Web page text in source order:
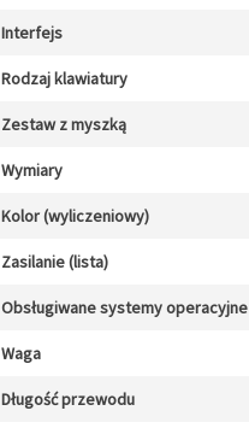
Interfejs
Rodzaj klawiatury
Zestaw z myszką
Wymiary
Kolor (wyliczeniowy)
Zasilanie (lista)
Obsługiwane systemy operacyjne
Waga
Długość przewodu